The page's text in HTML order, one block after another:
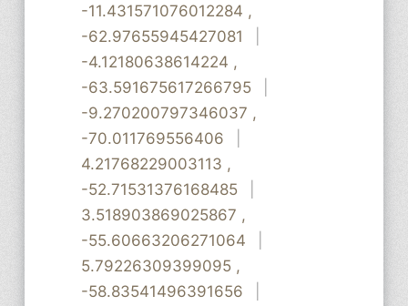
-11.431571076012284 ,
-62.97655945427081
-4.12180638614224 ,
-63.591675617266795
-9.270200797346037 ,
-70.011769556406
4.21768229003113 ,
-52.71531376168485
3.518903869025867 ,
-55.60663206271064
5.79226309399095 ,
-58.83541496391656